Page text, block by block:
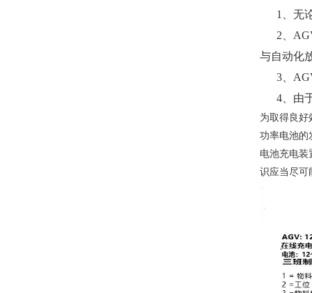
1、无论
2、AGV
与自动化
3、AGV
4、由于
为取得良好
功率电池的
电池充电装
识应当尽可